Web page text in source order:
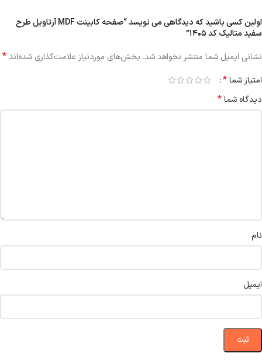
اولین کسی باشید که دیدگاهی می نویسد “صفحه کابینت MDF آرتاویل طرح
سفید متالیک کد ۱۴۰۵”
نشانی ایمیل شما منتشر نخواهد شد. بخش‌های موردنیاز علامت‌گذاری شده‌اند*
امتیاز شما*
دیدگاه شما*
نام
ایمیل